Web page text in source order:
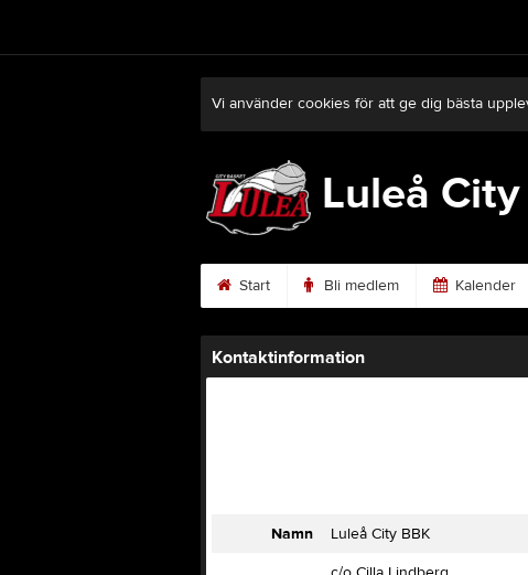
Vi använder cookies för att ge dig bästa
Luleå
Start Bli medlem Kalender
Kontaktinformation
Namn Luleå City BBK